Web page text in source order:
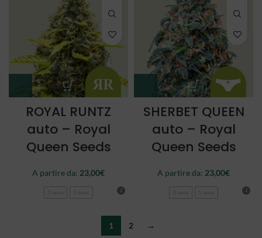
ROYAL RUNTZ
auto – Royal
Queen Seeds
A partire da: 23,00€
SHERBET QUEEN
auto – Royal
Queen Seeds
A partire da: 23,00€
1 2 →